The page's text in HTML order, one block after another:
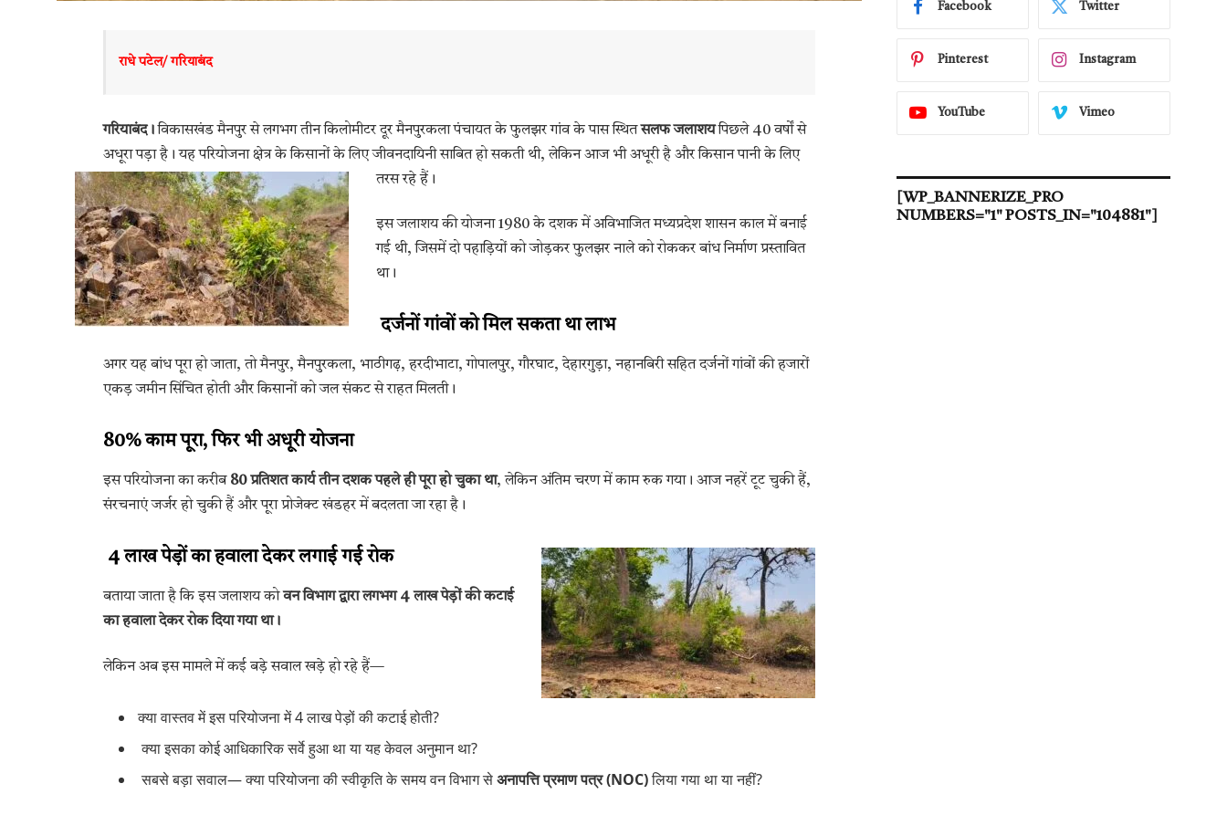
राधे पटेल/ गरियाबंद
गरियाबंद।विकासखंड मैनपुर से लगभग तीन किलोमीटर दूर मैनपुरकला पंचायत के फुलझर गांव के पास स्थितसलफ जलाशयपिछले 40 वर्षों से
अधूरा पड़ा है। यह परियोजना क्षेत्र के किसानों के लिए जीवनदायिनी साबित हो सकती थी, लेकिन आज भी अधूरी है और किसान पानी के लिए
तरस रहे हैं।
इस जलाशय की योजना 1980 के दशक में अविभाजित मध्यप्रदेश शासन काल में बनाई
गई थी, जिसमें दो पहाड़ियों को जोड़कर फुलझर नाले को रोककर बांध निर्माण प्रस्तावित
था।
दर्जनों गांवों को मिल सकता था लाभ
अगर यह बांध पूरा हो जाता, तो मैनपुर, मैनपुरकला, भाठीगढ़, हरदीभाटा, गोपालपुर, गौरघाट, देहारगुड़ा, नहानबिरी सहित दर्जनों गांवों की हजारों
एकड़ जमीन सिंचित होती और किसानों को जल संकट से राहत मिलती।
80% काम पूरा, फिर भी अधूरी योजना
इस परियोजना का करीब 80 प्रतिशत कार्य तीन दशक पहले ही पूरा हो चुका था, लेकिन अंतिम चरण में काम रुक गया। आज नहरें टूट चुकी हैं,
संरचनाएं जर्जर हो चुकी हैं और पूरा प्रोजेक्ट खंडहर में बदलता जा रहा है।
4 लाख पेड़ों का हवाला देकर लगाई गई रोक
बताया जाता है कि इस जलाशय कोवन विभाग द्वारा लगभग 4 लाख पेड़ों की कटाई
का हवाला देकर रोक दिया गया था।
लेकिन अब इस मामले में कई बड़े सवाल खड़े हो रहे हैं—
क्या वास्तव में इस परियोजना में 4 लाख पेड़ों की कटाई होती?
क्या इसका कोई आधिकारिक सर्वे हुआ था या यह केवल अनुमान था?
सबसे बड़ा सवाल— क्या परियोजना की स्वीकृति के समय वन विभाग सेअनापत्ति प्रमाण पत्र (NOC)लिया गया था या नहीं?
Facebook Twitter
Pinterest Instagram
YouTube Vimeo
[WP_BANNERIZE_PRO
NUMBERS="1" POSTS_IN="104881"]